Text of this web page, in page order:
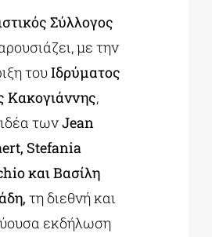
Σύλλογος
με την
τουΙδρύματος
Κακογιάννης,
τωνJean
Stefania
και Βασίλη
τη διεθνή και
εκδήλωση